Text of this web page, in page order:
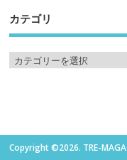
カテゴリ
Copyright ©2026. TRE-MAGA